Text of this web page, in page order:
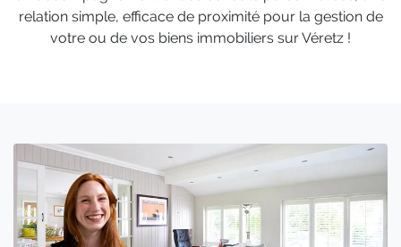
relation simple, efficace de proximité pour la gestion de
votre ou de vos biens immobiliers sur Véretz !